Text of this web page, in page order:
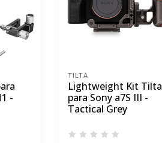
-
TILTA
Lightweight Kit Tilta
para Sony a7S III -
Tactical Grey